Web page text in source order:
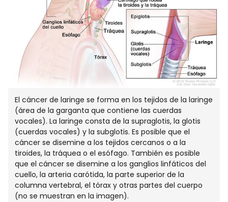
El cáncer de laringe se forma en los tejidos de la laringe
(área de la garganta que contiene las cuerdas
vocales). La laringe consta de la supraglotis, la glotis
(cuerdas vocales) y la subglotis. Es posible que el
cáncer se disemine a los tejidos cercanos o a la
tiroides, la tráquea o el esófago. También es posible
que el cáncer se disemine a los ganglios linfáticos del
cuello, la arteria carótida, la parte superior de la
columna vertebral, el tórax y otras partes del cuerpo
(no se muestran en la imagen).